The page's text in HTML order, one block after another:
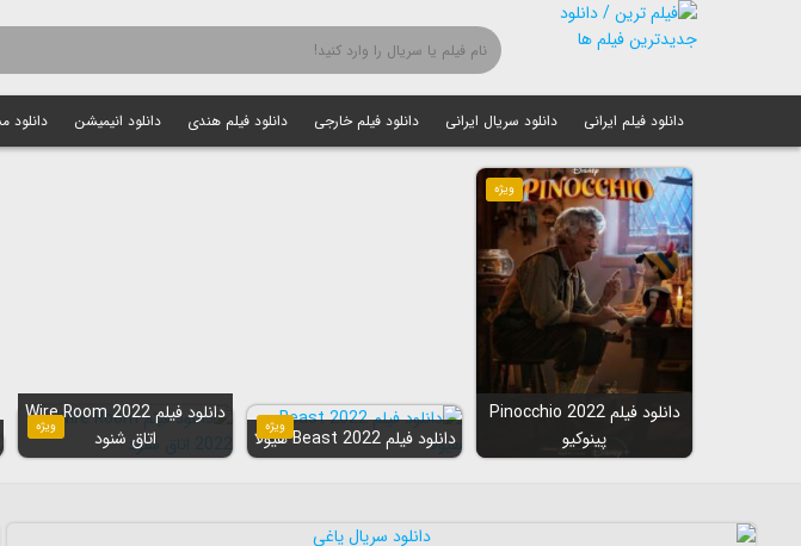
دانلود فیلم ایرانی دانلود سریال ایرانی دانلود فیلم خارجی دانلود فیلم هندی دانلود انیمیشن دانلود
ویژه
دانلود فیلم Pinocchio 2022
پینوکیو
ویژه دانلود فیلم Beast 2022 هیولا ویژه
دانلود فیلم Wire Room 2022
اتاق شنود